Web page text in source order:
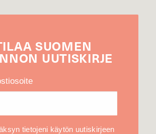
SUOMEN
UUTIS­KIRJE
tietojeni käytön uutiskirjeen